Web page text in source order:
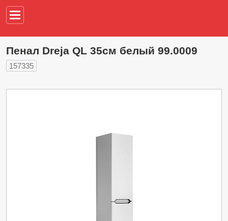
Пенал Dreja QL 35см белый 99.0009
157335